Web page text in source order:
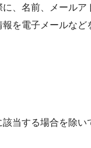
、名前、メール
を電子メールな
当する場合を除い